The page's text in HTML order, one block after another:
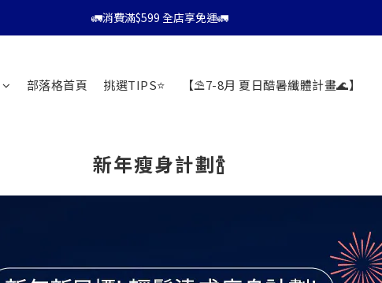
⭐會員消費滿$599享9折優惠⭐
🚛消費滿$599 全店享免運🚛
部落格首頁 挑選TIPS⭐ 【⛱️7-8月 夏日酷暑纖體計畫🌊】
新年瘦身計劃🍾